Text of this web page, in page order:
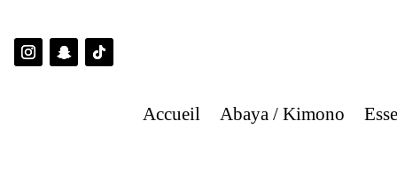
Accueil Abaya / Kimono